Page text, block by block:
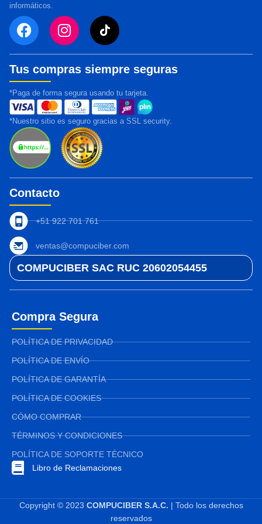
informáticos.
Tus compras siempre seguras
*Paga de forma segura usando tu tarjeta.
*Nuestro sitio es seguro gracias a SSL security.
Contacto
+51 922 701 761
ventas@compuciber.com
COMPUCIBER SAC RUC 20602054455
Compra Segura
POLÍTICA DE PRIVACIDAD
POLÍTICA DE ENVÍO
POLÍTICA DE GARANTÍA
POLÍTICA DE COOKIES
CÓMO COMPRAR
TÉRMINOS Y CONDICIONES
POLÍTICA DE SOPORTE TÉCNICO
Libro de Reclamaciones
Copyright © 2023 COMPUCIBER S.A.C. | Todo los derechos
reservados